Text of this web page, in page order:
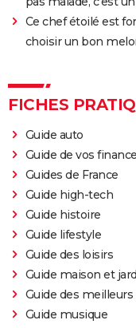
Ce chef étoilé est
choisir un bon
FICHES
Guide auto
Guide de vos
Guides de France
Guide high-tech
Guide histoire
Guide lifestyle
Guide des loisirs
Guide maison et
Guide des
Guide musique